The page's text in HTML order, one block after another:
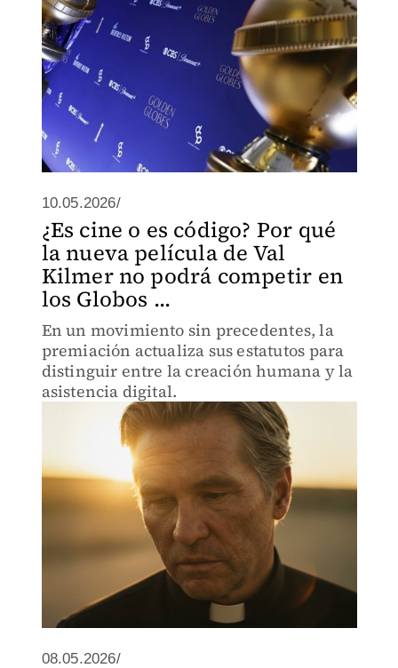
10.05.2026/
¿Es cine o es código? Por qué
la nueva película de Val
Kilmer no podrá competir en
los Globos ...
En un movimiento sin precedentes, la
premiación actualiza sus estatutos para
distinguir entre la creación humana y la
asistencia digital.
08.05.2026/